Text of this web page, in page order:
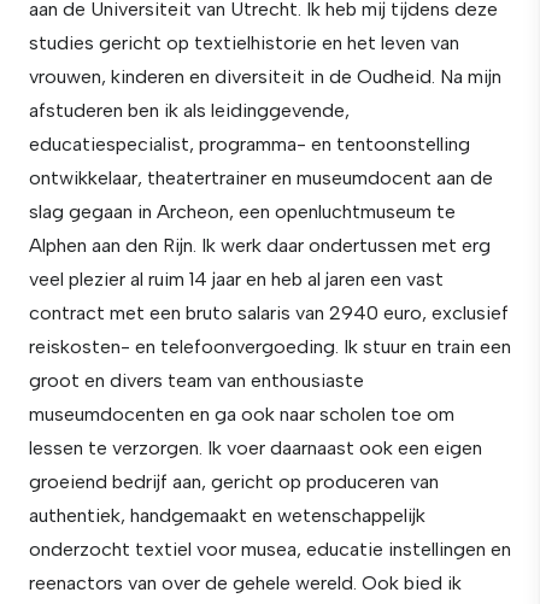
aan de Universiteit van Utrecht. Ik heb mij tijdens deze
studies gericht op textielhistorie en het leven van
vrouwen, kinderen en diversiteit in de Oudheid. Na mijn
afstuderen ben ik als leidinggevende,
educatiespecialist, programma- en tentoonstelling
ontwikkelaar, theatertrainer en museumdocent aan de
slag gegaan in Archeon, een openluchtmuseum te
Alphen aan den Rijn. Ik werk daar ondertussen met erg
veel plezier al ruim 14 jaar en heb al jaren een vast
contract met een bruto salaris van 2940 euro, exclusief
reiskosten- en telefoonvergoeding. Ik stuur en train een
groot en divers team van enthousiaste
museumdocenten en ga ook naar scholen toe om
lessen te verzorgen. Ik voer daarnaast ook een eigen
groeiend bedrijf aan, gericht op produceren van
authentiek, handgemaakt en wetenschappelijk
onderzocht textiel voor musea, educatie instellingen en
reenactors van over de gehele wereld. Ook bied ik